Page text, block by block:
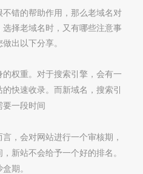
错的帮助作用，那么老域名对
择老域名时，又有哪些注意事
出以下分享。
权重。对于搜索引擎，会有一
快速收录。 而新域名， 搜索引
要一段时间
，会对网站进行一个审核期，
新站不会给予一个好的排名。
期。